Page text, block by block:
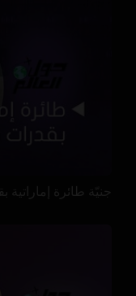
جنيّة طائرة إماراتية